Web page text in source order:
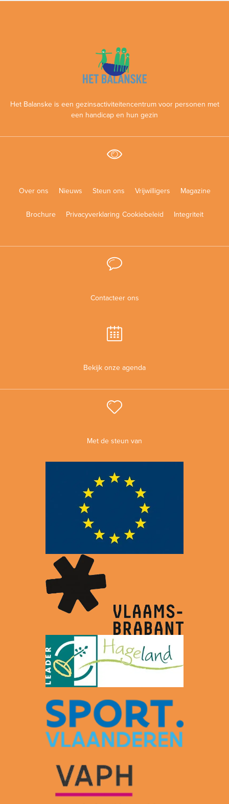
Het Balanske is een gezinsactiviteitencentrum voor personen met
een handicap en hun gezin
Over ons Nieuws Steun ons Vrijwilligers Magazine
Brochure Privacyverklaring Cookiebeleid Integriteit
Contacteer ons
Bekijk onze agenda
Met de steun van